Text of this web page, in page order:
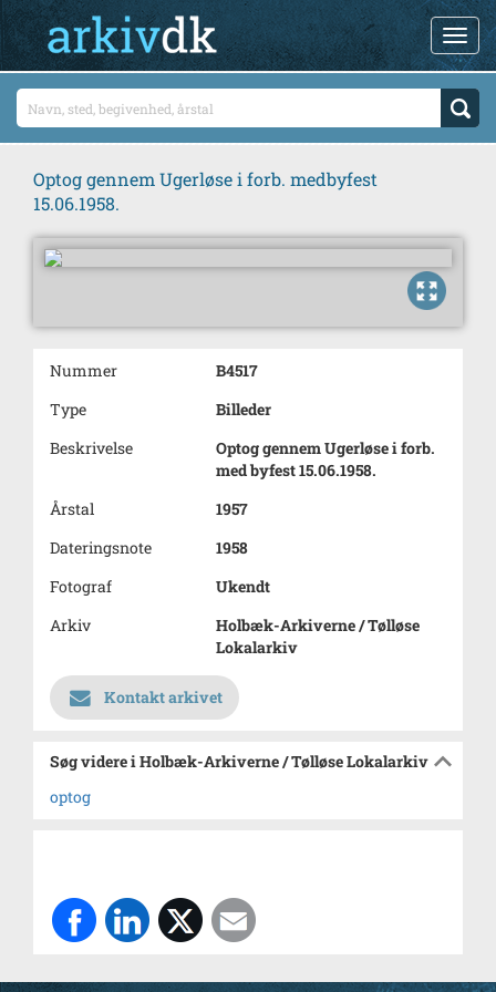
Optog gennem Ugerløse i forb. medbyfest
15.06.1958.
Nummer
B4517
Type
Billeder
Beskrivelse
Optog gennem Ugerløse i forb.
med byfest 15.06.1958.
Årstal
1957
Dateringsnote
1958
Fotograf
Ukendt
Arkiv
Holbæk-Arkiverne / Tølløse
Lokalarkiv
Kontakt arkivet
Søg videre i Holbæk-Arkiverne / Tølløse Lokalarkiv
optog